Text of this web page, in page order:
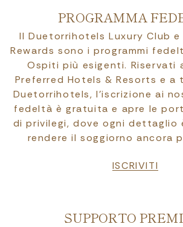
PROGRAMMA
Il Duetorrihotels Luxury Club
Rewards sono i programmi
Ospiti più esigenti. Riservati
Preferred Hotels & Resorts e
Duetorrihotels, l’iscrizione ai
fedeltà è gratuita e apre le
di privilegi, dove ogni dettaglio
rendere il soggiorno ancora
ISCRIVITI
SUPPORTO